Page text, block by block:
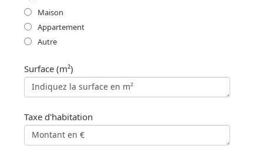
Maison
Appartement
Autre
Surface (m²)
Taxe d'habitation